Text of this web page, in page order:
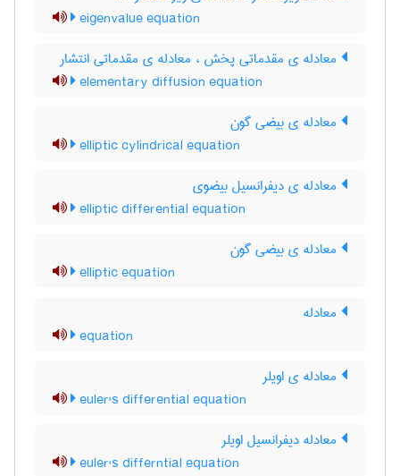
eigenvalue equation
معادله ی مقدماتی پخش ، معادله ی مقدماتی انتشار
elementary diffusion equation
معادله ی بیضی گون
elliptic cylindrical equation
معادله ی دیفرانسیل بیضوی
elliptic differential equation
معادله ی بیضی گون
elliptic equation
معادله
equation
معادله ی اویلر
euler's differential equation
معادله دیفرانسیل اویلر
euler's differntial equation